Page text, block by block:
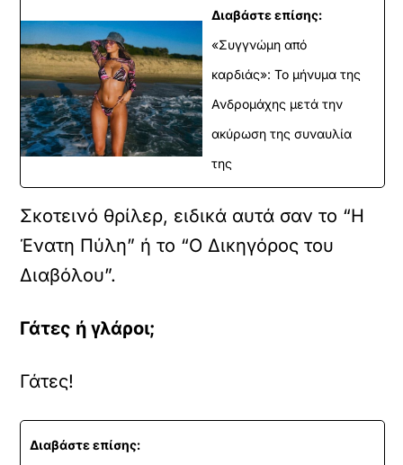
Διαβάστε επίσης:
«Συγγνώμη από
καρδιάς»: Το μήνυμα της
Ανδρομάχης μετά την
ακύρωση της συναυλία
της
Σκοτεινό θρίλερ, ειδικά αυτά σαν το “Η
Ένατη Πύλη” ή το “Ο Δικηγόρος του
Διαβόλου”.
Γάτες ή γλάροι;
Γάτες!
Διαβάστε επίσης: